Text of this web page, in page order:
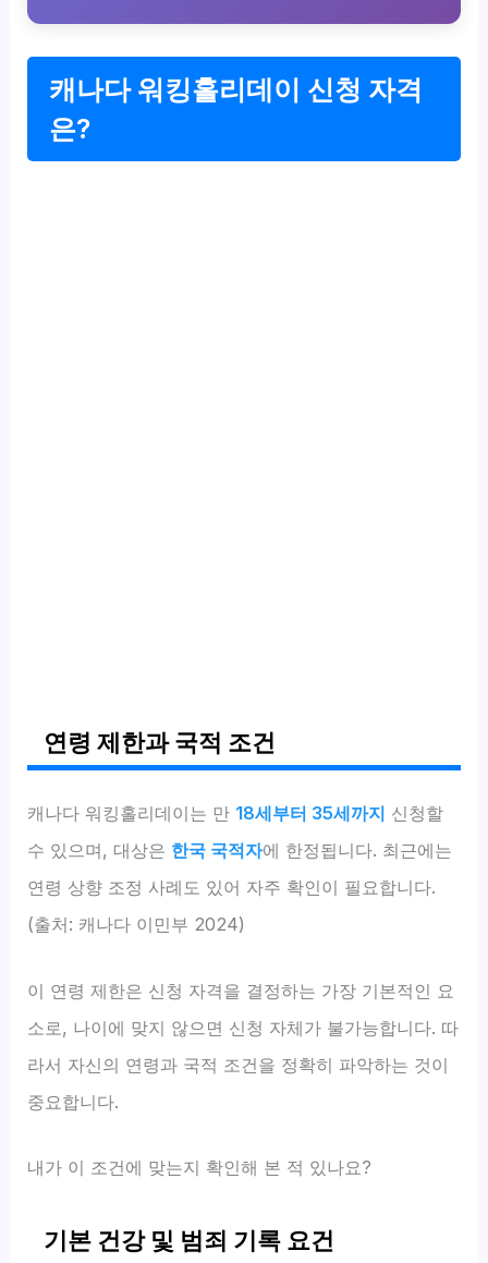
캐나다 워킹홀리데이 신청 자격
은?
연령 제한과 국적 조건
캐나다 워킹홀리데이는 만 18세부터 35세까지 신청할
수 있으며, 대상은 한국 국적자에 한정됩니다. 최근에는
연령 상향 조정 사례도 있어 자주 확인이 필요합니다.
(출처: 캐나다 이민부 2024)
이 연령 제한은 신청 자격을 결정하는 가장 기본적인 요
소로, 나이에 맞지 않으면 신청 자체가 불가능합니다. 따
라서 자신의 연령과 국적 조건을 정확히 파악하는 것이
중요합니다.
내가 이 조건에 맞는지 확인해 본 적 있나요?
기본 건강 및 범죄 기록 요건